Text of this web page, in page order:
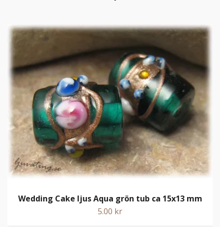
Wedding Cake ljus Aqua grön tub ca 15x13 mm
5.00 kr